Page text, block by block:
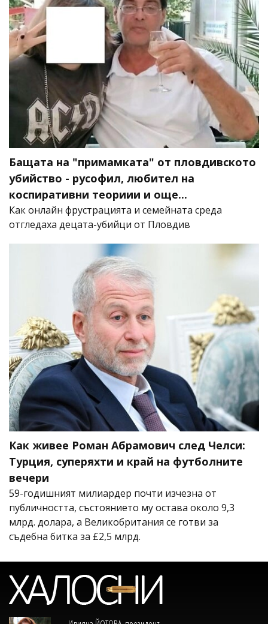
Бащата на "примамката" от пловдивското
убийство - русофил, любител на
коспиративни теориии и още...
Как онлайн фрустрацията и семейната среда
отгледаха децата-убийци от Пловдив
Как живее Роман Абрамович след Челси:
Турция, суперяхти и край на футболните
вечери
59-годишният милиардер почти изчезна от
публичността, състоянието му остава около 9,3
млрд. долара, а Великобритания се готви за
съдебна битка за £2,5 млрд.